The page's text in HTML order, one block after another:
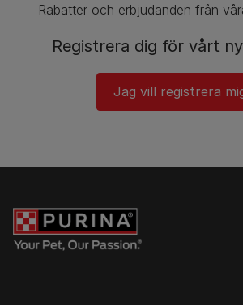
Rabatter och erbjudanden från
Registrera dig för vårt
Jag vill registrera